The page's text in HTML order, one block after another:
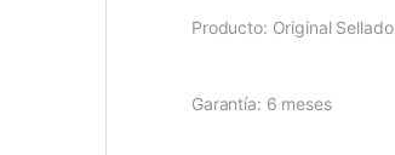
Producto: Original Sellado
Garantía: 6 meses